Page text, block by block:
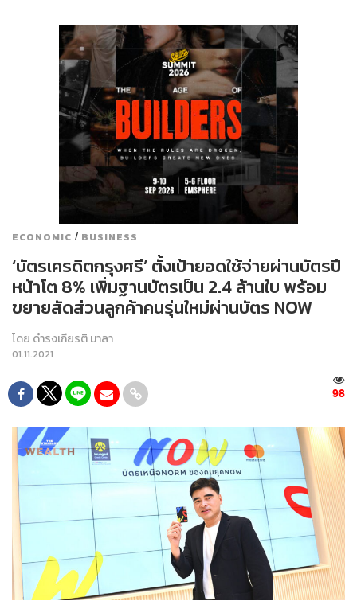
ECONOMIC / BUSINESS
‘บัตรเครดิตกรุงศรี’ ตั้งเป้ายอดใช้จ่ายผ่านบัตรปี
หน้าโต 8% เพิ่มฐานบัตรเป็น 2.4 ล้านใบ พร้อม
ขยายสัดส่วนลูกค้าคนรุ่นใหม่ผ่านบัตร NOW
โดย ดำรงเกียรติ มาลา
01.11.2021
98